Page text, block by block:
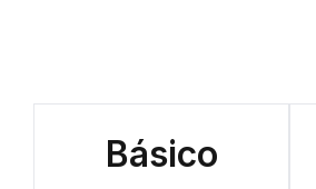
Básico